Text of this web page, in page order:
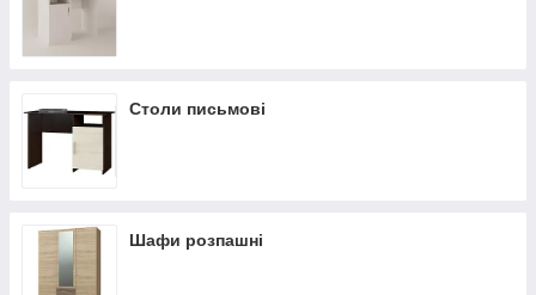
Столи письмові
Шафи розпашні